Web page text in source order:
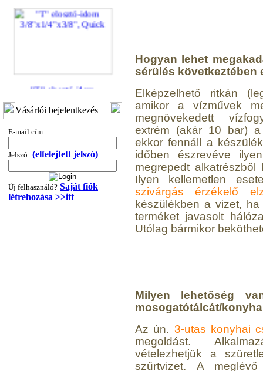
3/8"x1/4"x3/8", Quick
360,-Ft
Vásárlói bejelentkezés
E-mail cím:
Jelszó: (elfelejtett jelszó)
Új felhasználó? Saját fiók
létrehozása >>itt
Hogyan lehet
sérülés következtében
Elképzelhető ritkán
amikor a vízművek
megnövekedett
extrém (akár 10 bar)
ekkor fennáll a
időben észrevéve
megrepedt
Ilyen kellemetlen
szivárgás érzékelő
készülékben a vizet,
terméket javasolt
Utólag bármikor
Milyen lehetőség
mosogatótálcát/
Az ún. 3-utas konyhai
megoldást.
vételezhetjük a
szűrtvizet. A